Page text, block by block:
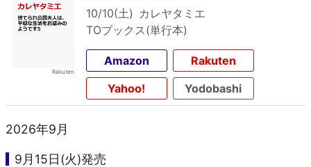
10/10(土) カレヤタミエ
TOブックス(単行本)
Amazon
Rakuten
Yahoo!
Yodobashi
2026年9月
9月15日(火)発売